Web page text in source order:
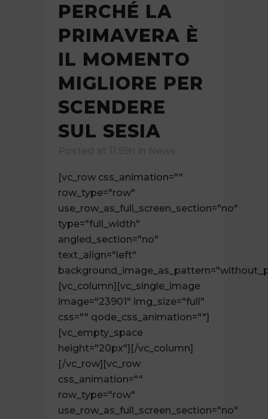
PERCHÉ LA
PRIMAVERA È
IL MOMENTO
MIGLIORE PER
SCENDERE
SUL SESIA
[vc_row css_animation=""
row_type="row"
use_row_as_full_screen_section="no"
type="full_width"
angled_section="no"
text_align="left"
[vc_column][vc_single_image
image="23901" img_size="full"
css="" qode_css_animation=""]
[vc_empty_space
height="20px"][/vc_column]
[/vc_row][vc_row
css_animation=""
row_type="row"
use_row_as_full_screen_section="no"